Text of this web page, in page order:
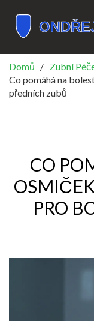
Domů
Zubní
Co pomáhá na
předních zubů
CO
PRO